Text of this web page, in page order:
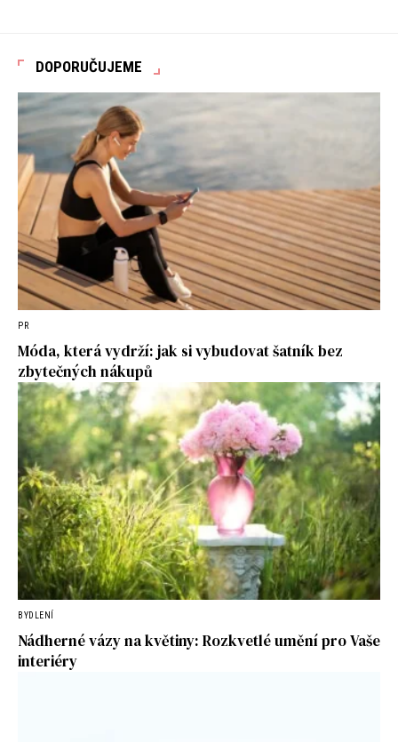
DOPORUČUJEME
PR
Móda, která vydrží: jak si vybudovat šatník bez
zbytečných nákupů
BYDLENÍ
Nádherné vázy na květiny: Rozkvetlé umění pro Vaše
interiéry